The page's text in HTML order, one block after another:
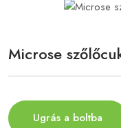
Microse
Ugrás a boltba